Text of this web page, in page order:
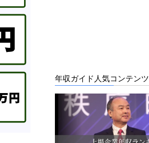
年収ガイド人気コンテンツ